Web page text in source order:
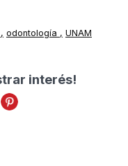
odontología UNAM
interés!